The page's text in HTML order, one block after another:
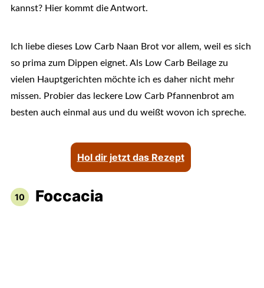
kannst? Hier kommt die Antwort.
Ich liebe dieses Low Carb Naan Brot vor allem, weil es sich
so prima zum Dippen eignet. Als Low Carb Beilage zu
vielen Hauptgerichten möchte ich es daher nicht mehr
missen. Probier das leckere Low Carb Pfannenbrot am
besten auch einmal aus und du weißt wovon ich spreche.
Hol dir jetzt das Rezept
Foccacia